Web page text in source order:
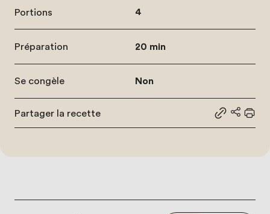
Portions 4
Préparation 20 min
Se congèle Non
Partager la recette
Partager